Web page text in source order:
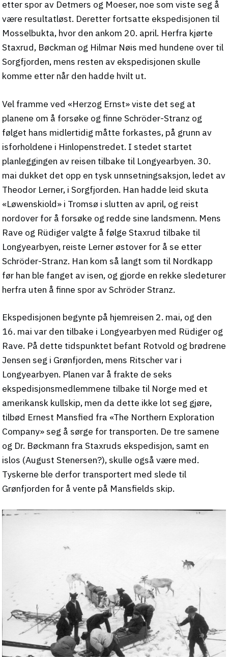
etter spor av Detmers og Moeser, noe som viste seg å
være resultatløst. Deretter fortsatte ekspedisjonen til
Mosselbukta, hvor den ankom 20. april. Herfra kjørte
Staxrud, Bøckman og Hilmar Nøis med hundene over til
Sorgfjorden, mens resten av ekspedisjonen skulle
komme etter når den hadde hvilt ut.
Vel framme ved «Herzog Ernst» viste det seg at
planene om å forsøke og finne Schröder-Stranz og
følget hans midlertidig måtte forkastes, på grunn av
isforholdene i Hinlopenstredet. I stedet startet
planleggingen av reisen tilbake til Longyearbyen. 30.
mai dukket det opp en tysk unnsetningsaksjon, ledet av
Theodor Lerner, i Sorgfjorden. Han hadde leid skuta
«Løwenskiold» i Tromsø i slutten av april, og reist
nordover for å forsøke og redde sine landsmenn. Mens
Rave og Rüdiger valgte å følge Staxrud tilbake til
Longyearbyen, reiste Lerner østover for å se etter
Schröder-Stranz. Han kom så langt som til Nordkapp
før han ble fanget av isen, og gjorde en rekke sledeturer
herfra uten å finne spor av Schröder Stranz.
Ekspedisjonen begynte på hjemreisen 2. mai, og den
16. mai var den tilbake i Longyearbyen med Rüdiger og
Rave. På dette tidspunktet befant Rotvold og brødrene
Jensen seg i Grønfjorden, mens Ritscher var i
Longyearbyen. Planen var å frakte de seks
ekspedisjonsmedlemmene tilbake til Norge med et
amerikansk kullskip, men da dette ikke lot seg gjøre,
tilbød Ernest Mansfied fra «The Northern Exploration
Company» seg å sørge for transporten. De tre samene
og Dr. Bøckmann fra Staxruds ekspedisjon, samt en
islos (August Stenersen?), skulle også være med.
Tyskerne ble derfor transportert med slede til
Grønfjorden for å vente på Mansfields skip.